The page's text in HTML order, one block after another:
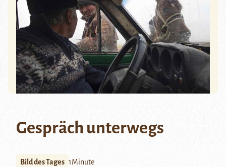
Gespräch unterwegs
Bild des Tages 1Minute